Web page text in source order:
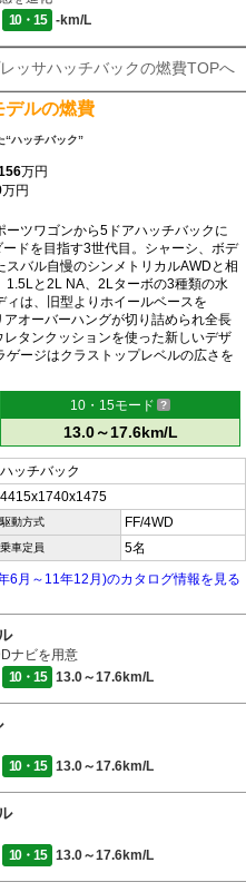
10・15 -km/L
ッサハッチバックの燃費TOPへ
デルの燃費
“ハッチバック”
万円
万円
ーツワゴンから5ドアハッチバックに
ドを目指す3世代目。シャーシ、ボデ
バル自慢のシンメトリカルAWDと相
1.5Lと2L NA、2Lターボの3種類の水
は、旧型よりホイールベースを
オーバーハングが切り詰められ全長
タンクッションを使った新しいデザ
ージはクラストップレベルの広さを
10・15モード
13.0～17.6km/L
ハッチバック
4415x1740x1475
駆動方式 FF/4WD
乗車定員
5名
6月～11年12月)のカタログ情報を見る
ナビを用意
10・15 13.0～17.6km/L
10・15 13.0～17.6km/L
10・15 13.0～17.6km/L